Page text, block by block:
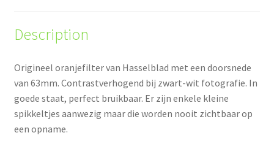
Description
Origineel oranjefilter van Hasselblad met een doorsnede
van 63mm. Contrastverhogend bij zwart-wit fotografie. In
goede staat, perfect bruikbaar. Er zijn enkele kleine
spikkeltjes aanwezig maar die worden nooit zichtbaar op
een opname.